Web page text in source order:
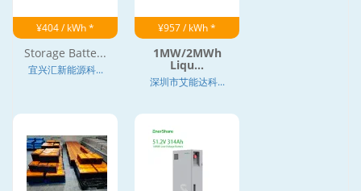
¥404 / kWh *
Storage Batte...
宜兴汇新能源科...
¥957 / kWh *
1MW/2MWh
Liqu...
深圳市艾能达科...